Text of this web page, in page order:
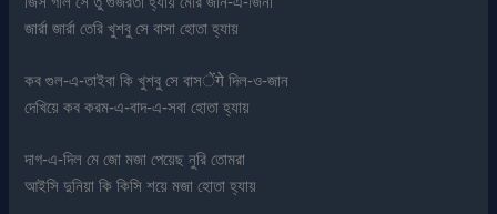
জার্রা জার্রা তেরি খুশবু সে বাসা হোতা হ্যায়
কব গুল-এ-তাইবা কি খুশবু সে বাসेंगे দিল-ও-জান
দেখিয়ে কব করম-এ-বাদ-এ-সবা হোতা হ্যায়
দাগ-এ-দিল মে জো মজা পেয়েছ নুরি তোমরা
আইসি দুনিয়া কি কিসি শয়ে মজা হোতা হ্যায়